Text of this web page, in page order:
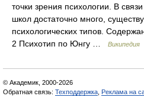
точки зрения психологии. В
школ достаточно много,
психологических типов.
2 Психотип по Юнгу …
Википедия
© Академик, 2000-2026
Обратная связь: Техподдержка Реклама на